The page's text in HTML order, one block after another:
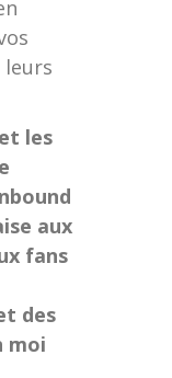
leurs
les
aux
fans
des
moi